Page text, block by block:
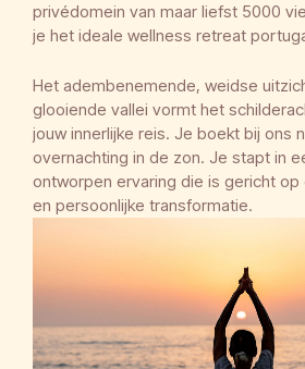
privédomein van maar liefst 5000
je het ideale wellness retreat
Het adembenemende, weidse
glooiende vallei vormt het
jouw innerlijke reis. Je boekt bij ons
overnachting in de zon. Je stapt in
ontworpen ervaring die is gericht op
en persoonlijke transformatie.